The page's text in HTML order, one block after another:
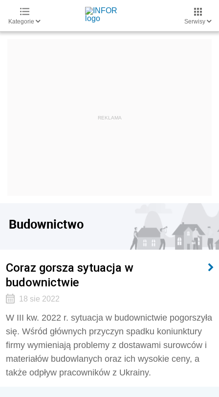
Kategorie Serwisy
Budownictwo
Coraz gorsza sytuacja w
budownictwie
18 sie 2022
W III kw. 2022 r. sytuacja w budownictwie pogorszyła
się. Wśród głównych przyczyn spadku koniunktury
firmy wymieniają problemy z dostawami surowców i
materiałów budowlanych oraz ich wysokie ceny, a
także odpływ pracowników z Ukrainy.